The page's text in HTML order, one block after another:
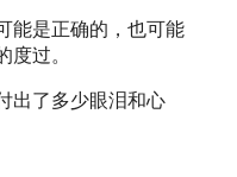
能是正确的，也可能
过。
出了多少眼泪和心